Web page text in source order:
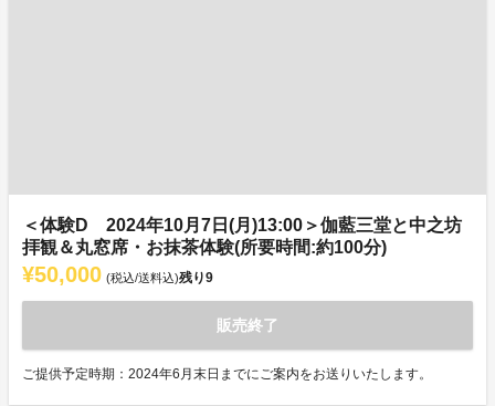
＜体験D 2024年10月7日(月)13:00＞伽藍三堂と中之坊
拝観＆丸窓席・お抹茶体験(所要時間:約100分)
¥50,000 (税込/送料込)残り9
販売終了
ご提供予定時期：2024年6月末日までにご案内をお送りいたします。